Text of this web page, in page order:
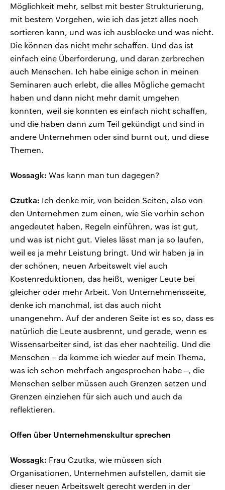
Möglichkeit mehr, selbst mit bester Strukturierung,
mit bestem Vorgehen, wie ich das jetzt alles noch
sortieren kann, und was ich ausblocke und was nicht.
Die können das nicht mehr schaffen. Und das ist
einfach eine Überforderung, und daran zerbrechen
auch Menschen. Ich habe einige schon in meinen
Seminaren auch erlebt, die alles Mögliche gemacht
haben und dann nicht mehr damit umgehen
konnten, weil sie konnten es einfach nicht schaffen,
und die haben dann zum Teil gekündigt und sind in
andere Unternehmen oder sind burnt out, und diese
Themen.
Wossagk: Was kann man tun dagegen?
Czutka: Ich denke mir, von beiden Seiten, also von
den Unternehmen zum einen, wie Sie vorhin schon
angedeutet haben, Regeln einführen, was ist gut,
und was ist nicht gut. Vieles lässt man ja so laufen,
weil es ja mehr Leistung bringt. Und wir haben ja in
der schönen, neuen Arbeitswelt viel auch
Kostenreduktionen, das heißt, weniger Leute bei
gleicher oder mehr Arbeit. Von Unternehmensseite,
denke ich manchmal, ist das auch nicht
unangenehm. Auf der anderen Seite ist es so, dass es
natürlich die Leute ausbrennt, und gerade, wenn es
Wissensarbeiter sind, ist das eher nachteilig. Und die
Menschen – da komme ich wieder auf mein Thema,
was ich schon mehrfach angesprochen habe –, die
Menschen selber müssen auch Grenzen setzen und
Grenzen einziehen für sich auch und auch da
reflektieren.
Offen über Unternehmenskultur sprechen
Wossagk: Frau Czutka, wie müssen sich
Organisationen, Unternehmen aufstellen, damit sie
dieser neuen Arbeitswelt gerecht werden in der